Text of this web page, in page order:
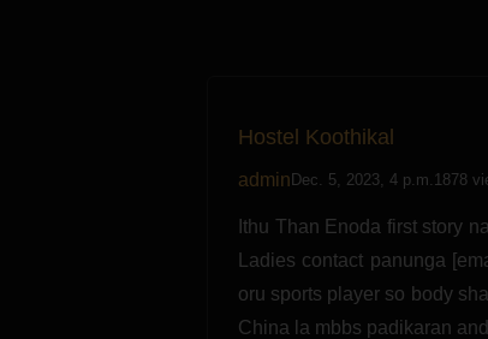
Hostel Koothikal
admin Dec. 5, 2023, 4 p.m. 1878
Ithu Than Enoda first story
Ladies contact panunga
oru sports player so body
China la mbbs padikaran